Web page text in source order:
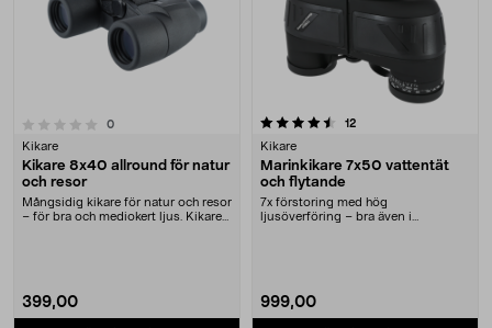
0recensioner
Kikare
Kikare 8x40 allround för natur
och resor
Mångsidig kikare för natur och resor
– för bra och mediokert ljus. Kikare
399,00
4.5 av 5 stjärnor 12recensioner
Kikare
Marinkikare 7x50 vattentät
och flytande
7x förstoring med hög
ljusöverföring – bra även i
999,00